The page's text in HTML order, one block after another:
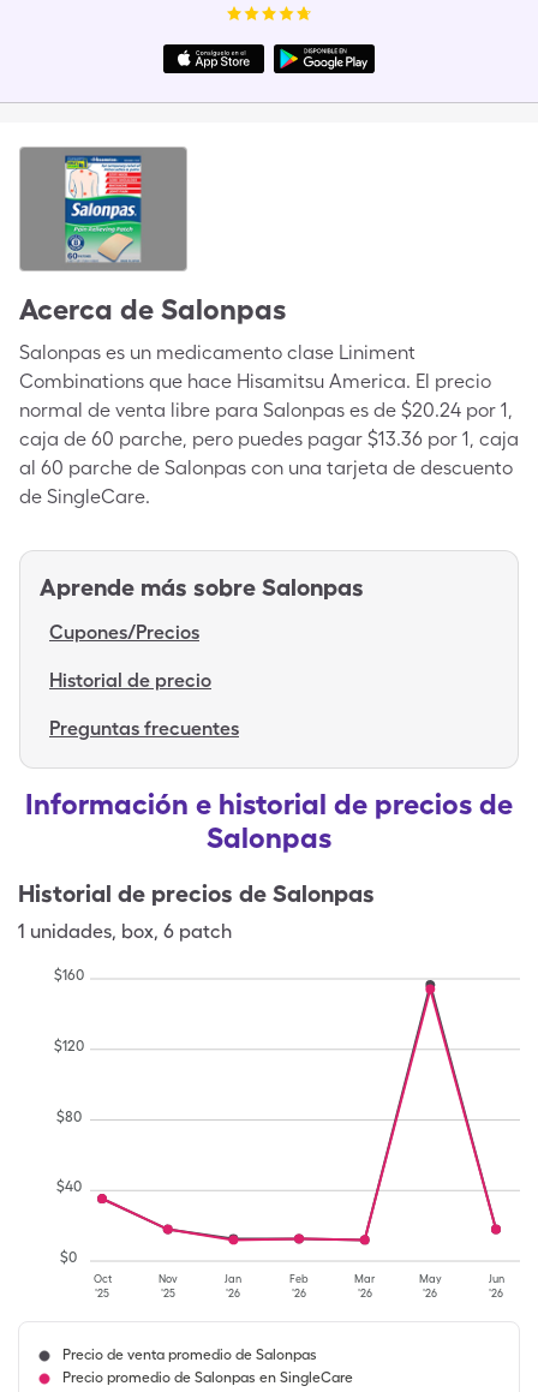
Acerca de Salonpas
Salonpas es un medicamento clase Liniment
Combinations que hace Hisamitsu America. El precio
normal de venta libre para Salonpas es de $20.24 por 1,
caja de 60 parche, pero puedes pagar $13.36 por 1, caja
al 60 parche de Salonpas con una tarjeta de descuento
de SingleCare.
Aprende más sobre Salonpas
Cupones/Precios
Historial de precio
Preguntas frecuentes
Información e historial de precios de
Salonpas
Historial de precios de Salonpas
1 unidades, box, 6 patch
Oct
'25
Nov
'25
Jan
'26
Feb
'26
Mar
'26
May
'26
Jun
'26
$0
$40
$80
$120
$160
Precio de venta promedio de Salonpas
Precio promedio de Salonpas en SingleCare